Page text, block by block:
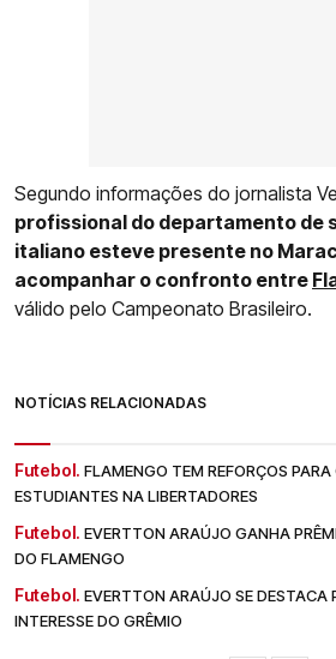
Segundo informações do jornalista
profissional do departamento de
italiano esteve presente no
acompanhar o confronto entre
válido pelo Campeonato Brasileiro.
NOTÍCIAS RELACIONADAS
Futebol. FLAMENGO TEM REFORÇOS
ESTUDIANTES NA LIBERTADORES
Futebol. EVERTTON ARAÚJO GANHA
DO FLAMENGO
Futebol. EVERTTON ARAÚJO SE DESTACA
INTERESSE DO GRÊMIO